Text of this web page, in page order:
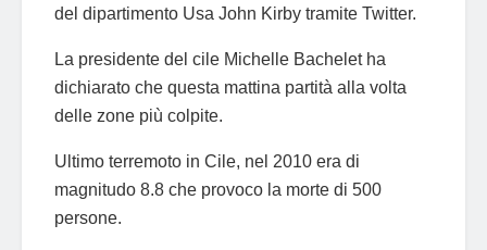
del dipartimento Usa John Kirby tramite Twitter.
La presidente del cile Michelle Bachelet ha
dichiarato che questa mattina partità alla volta
delle zone più colpite.
Ultimo terremoto in Cile, nel 2010 era di
magnitudo 8.8 che provoco la morte di 500
persone.